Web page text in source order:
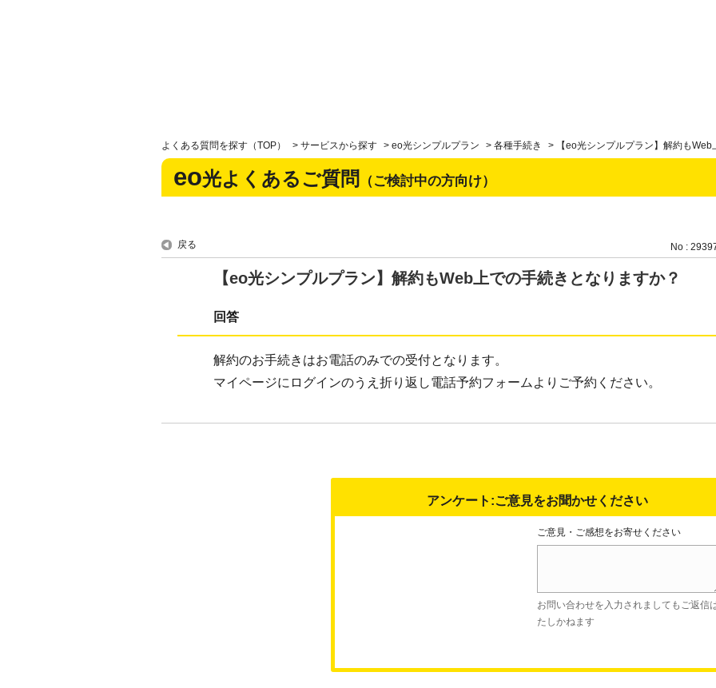
よくある質問を探す（TOP） > サービスから探す > eo光シンプルプラン > 各種手続き > 【eo光シンプルプラン】解約も
eo光よくあるご質問 （ご検討中の方向け）
戻る No :
【eo光シンプルプラン】解約もWeb上での手続きとなりますか？
回答
解約のお手続きはお電話のみでの受付となります。
マイページにログインのうえ折り返し電話予約フォームよりご予約ください。
アンケート:ご意見をお聞かせください
ご意見・ご感想をお寄せください
お問い合わせを入力されましてもご返信
たしかねます